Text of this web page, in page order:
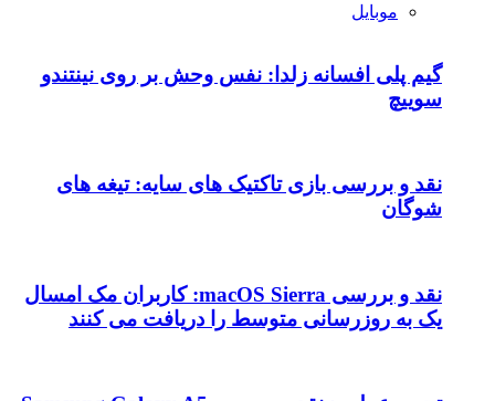
نفس وحش بر روی نینتندو
های سایه: تیغه های
نقد و بررسی macOS Sierra: کاربران مک امسال
را دریافت می کنند